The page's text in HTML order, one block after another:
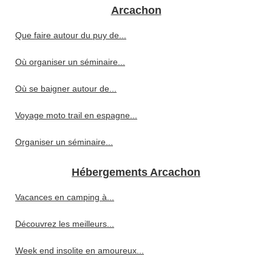
Arcachon
Que faire autour du puy de...
Où organiser un séminaire...
Où se baigner autour de...
Voyage moto trail en espagne...
Organiser un séminaire...
Hébergements Arcachon
Vacances en camping à...
Découvrez les meilleurs...
Week end insolite en amoureux...